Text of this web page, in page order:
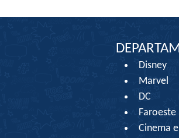
Disney
Marvel
DC
Faroeste
Cinema